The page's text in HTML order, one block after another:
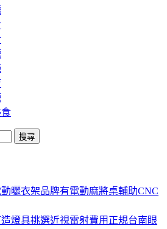
曬衣架品牌有電動麻將桌輔助CNC
燈具挑選近視雷射費用正規台南眼